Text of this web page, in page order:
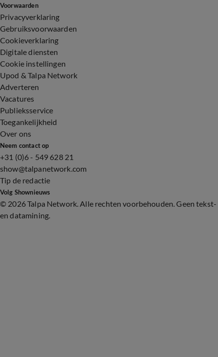
Voorwaarden
Privacyverklaring
Gebruiksvoorwaarden
Cookieverklaring
Digitale diensten
Cookie instellingen
Upod & Talpa Network
Adverteren
Vacatures
Publieksservice
Toegankelijkheid
Over ons
Neem contact op
+31 (0)6 - 549 628 21
show@talpanetwork.com
Tip de redactie
Volg Shownieuws
© 2026 Talpa Network. Alle rechten voorbehouden. Geen tekst-
en datamining.